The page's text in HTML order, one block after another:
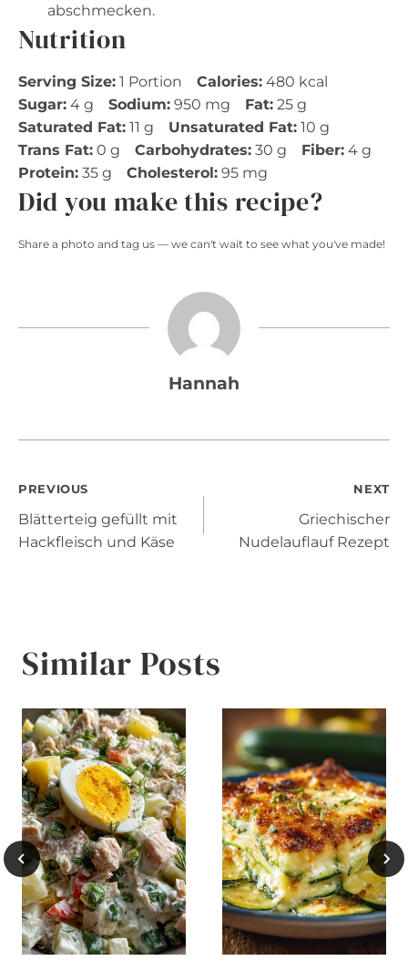
abschmecken.
Nutrition
Serving Size: 1 Portion Calories: 480 kcal
Sugar: 4 g Sodium: 950 mg Fat: 25 g
Saturated Fat: 11 g Unsaturated Fat: 10 g
Trans Fat: 0 g Carbohydrates: 30 g Fiber: 4 g
Protein: 35 g Cholesterol: 95 mg
Did you make this recipe?
Share a photo and tag us — we can't wait to see what you've made!
Hannah
Post
navigation
PREVIOUS
Blätterteig gefüllt mit
Hackfleisch und Käse
NEXT
Griechischer
Nudelauflauf Rezept
Similar Posts